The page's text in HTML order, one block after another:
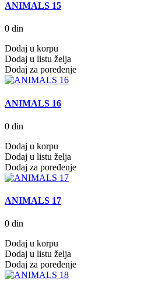
ANIMALS 15
0 din
Dodaj u korpu
Dodaj u listu želja
Dodaj za poređenje
ANIMALS 16
0 din
Dodaj u korpu
Dodaj u listu želja
Dodaj za poređenje
ANIMALS 17
0 din
Dodaj u korpu
Dodaj u listu želja
Dodaj za poređenje